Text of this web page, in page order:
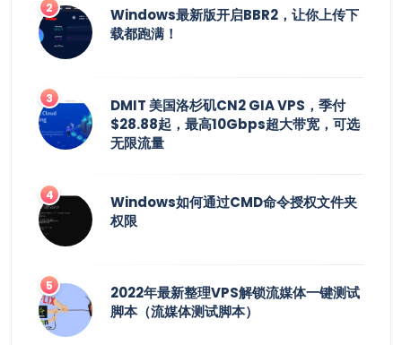
Windows最新版开启BBR2，让你上传下
载都跑满！
DMIT 美国洛杉矶CN2 GIA VPS，季付
$28.88起，最高10Gbps超大带宽，可选
无限流量
Windows如何通过CMD命令授权文件夹
权限
2022年最新整理VPS解锁流媒体一键测试
脚本（流媒体测试脚本）